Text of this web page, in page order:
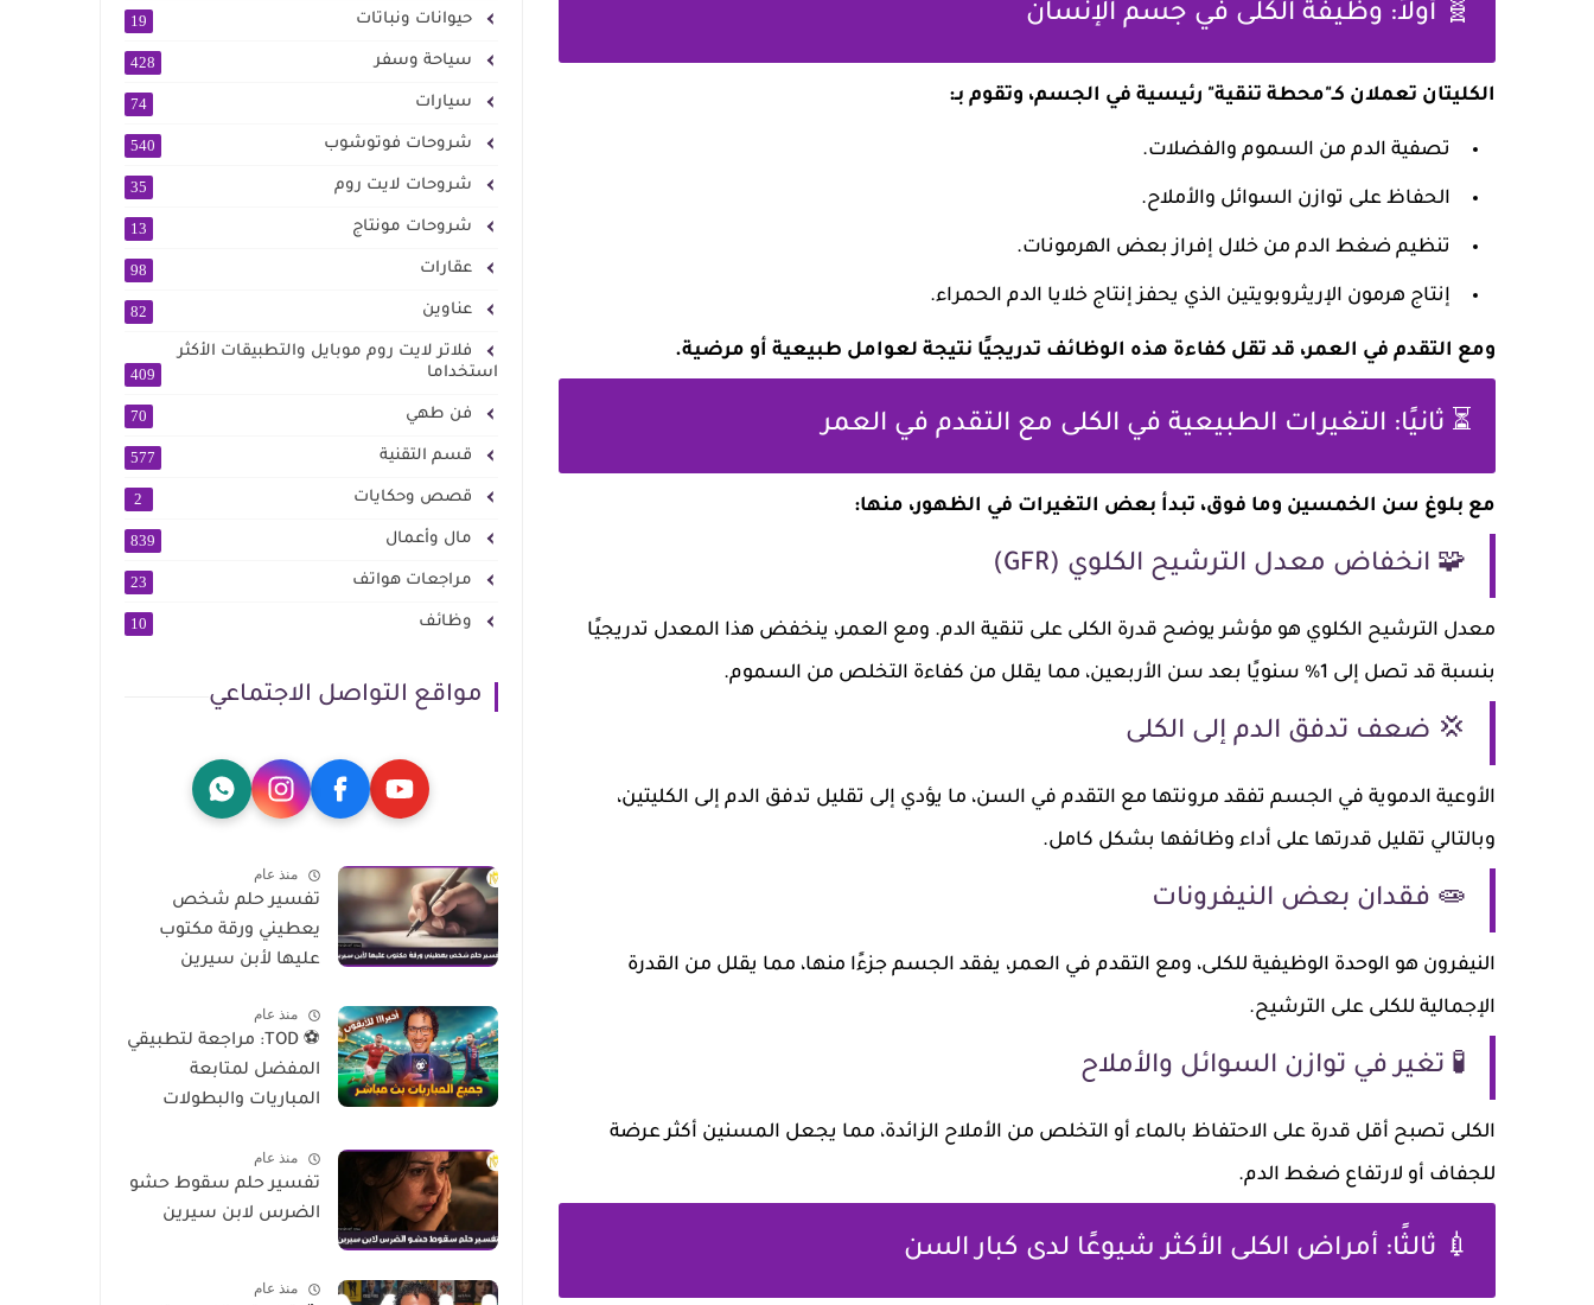
🧬 أولاً: وظيفة الكلى في جسم الإنسان
الكليتان تعملان كـ"محطة تنقية" رئيسية في الجسم، وتقوم بـ:
تصفية الدم من السموم والفضلات.
الحفاظ على توازن السوائل والأملاح.
تنظيم ضغط الدم من خلال إفراز بعض الهرمونات.
إنتاج هرمون الإريثروبويتين الذي يحفز إنتاج خلايا الدم الحمراء.
ومع التقدم في العمر، قد تقل كفاءة هذه الوظائف تدريجيًا نتيجة لعوامل طبيعية أو مرضية.
⏳ ثانيًا: التغيرات الطبيعية في الكلى مع التقدم في العمر
مع بلوغ سن الخمسين وما فوق، تبدأ بعض التغيرات في الظهور، منها:
🧩 انخفاض معدل الترشيح الكلوي (GFR)
معدل الترشيح الكلوي هو مؤشر يوضح قدرة الكلى على تنقية الدم. ومع العمر، ينخفض هذا المعدل تدريجيًا
بنسبة قد تصل إلى 1% سنويًا بعد سن الأربعين، مما يقلل من كفاءة التخلص من السموم.
💢 ضعف تدفق الدم إلى الكلى
الأوعية الدموية في الجسم تفقد مرونتها مع التقدم في السن، ما يؤدي إلى تقليل تدفق الدم إلى الكليتين،
وبالتالي تقليل قدرتها على أداء وظائفها بشكل كامل.
🧫 فقدان بعض النيفرونات
النيفرون هو الوحدة الوظيفية للكلى، ومع التقدم في العمر، يفقد الجسم جزءًا منها، مما يقلل من القدرة
الإجمالية للكلى على الترشيح.
🧪 تغير في توازن السوائل والأملاح
الكلى تصبح أقل قدرة على الاحتفاظ بالماء أو التخلص من الأملاح الزائدة، مما يجعل المسنين أكثر عرضة
للجفاف أو لارتفاع ضغط الدم.
💉 ثالثًا: أمراض الكلى الأكثر شيوعًا لدى كبار السن
حيوانات ونباتات 19
سياحة وسفر 428
سيارات 74
شروحات فوتوشوب 540
شروحات لايت روم 35
شروحات مونتاج 13
عقارات 98
عناوين 82
فلاتر لايت روم موبايل والتطبيقات الأكثر
استخداما
409
فن طهي 70
قسم التقنية 577
قصص وحكايات 2
مال وأعمال 839
مراجعات هواتف 23
وظائف 10
مواقع التواصل الاجتماعي
منذ عام
تفسير حلم شخص
يعطيني ورقة مكتوب
عليها لأبن سيرين
منذ عام
⚽ TOD: مراجعة لتطبيقي
المفضل لمتابعة
المباريات والبطولات
منذ عام
تفسير حلم سقوط حشو
الضرس لابن سيرين
منذ عام